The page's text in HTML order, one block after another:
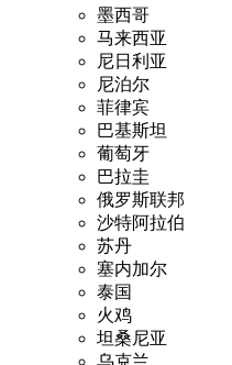
墨西哥
马来西亚
尼日利亚
尼泊尔
菲律宾
巴基斯坦
葡萄牙
巴拉圭
俄罗斯联邦
沙特阿拉伯
苏丹
塞内加尔
泰国
火鸡
坦桑尼亚
乌克兰